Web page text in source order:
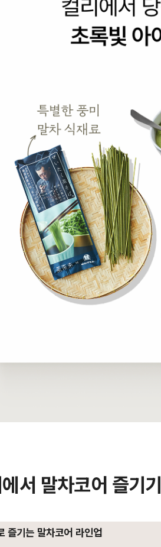
서 말차코어 즐기기
즐기는 말차코어 라인업